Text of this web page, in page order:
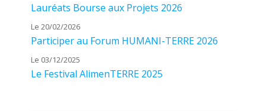
Lauréats Bourse aux Projets 2026
Le 20/02/2026
Participer au Forum HUMANI-TERRE 2026
Le 03/12/2025
Le Festival AlimenTERRE 2025